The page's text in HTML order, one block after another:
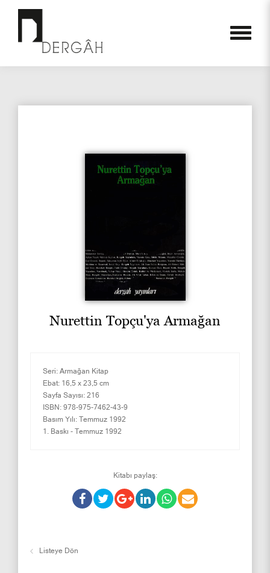
Nurettin Topçu'ya Armağan
Seri: Armağan Kitap
Ebat: 16,5 x 23,5 cm
Sayfa Sayısı: 216
ISBN: 978-975-7462-43-9
Basım Yılı: Temmuz 1992
1. Baskı - Temmuz 1992
Kitabı paylaş:
Listeye Dön